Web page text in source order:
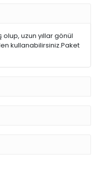
olup, uzun yıllar gönül
kullanabilirsiniz.Paket